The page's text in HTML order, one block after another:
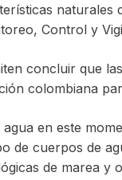
Control y
concluir que
colombiana
en este
de cuerpos de
de marea y